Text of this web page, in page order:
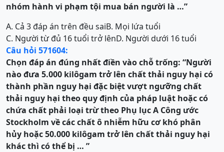
nhóm hành vi phạm tội mua bán người là …”
A. Cả 3 đáp án trên đều saiB. Mọi lứa tuổi
C. Người từ đủ 16 tuổi trở lênD. Người dưới 16 tuổi
Câu hỏi 571604:
Chọn đáp án đúng nhất điền vào chỗ trống: “Người
nào đưa 5.000 kilôgam trở lên chất thải nguy hại có
thành phần nguy hại đặc biệt vượt ngưỡng chất
thải nguy hại theo quy định của pháp luật hoặc có
chứa chất phải loại trừ theo Phụ lục A Công ước
Stockholm về các chất ô nhiễm hữu cơ khó phân
hủy hoặc 50.000 kilôgam trở lên chất thải nguy hại
khácthì có thể bị … ”